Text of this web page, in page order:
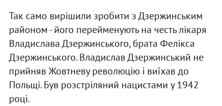
Так само вирішили зробити з Дзержинським
районом - його перейменують на честь лікаря
Владислава Дзержинського, брата Фелікса
Дзержинського. Владислав Дзержинський не
прийняв Жовтневу революцію і виїхав до
Польщі. Був розстріляний нацистами у 1942
році.